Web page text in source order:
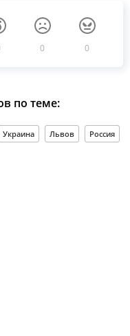
0 0
по теме:
Украина Львов Россия